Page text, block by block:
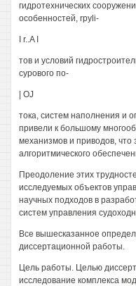
гидротехнических
особенностей, rpyli-
I r..A I
тов и условий
сурового по-
| OJ
тока, систем наполнения и
привели к большому
механизмов и приводов,
алгоритмического
Преодоление этих
исследуемых объектов
научных подходов в
систем управления
Все вышесказанное
диссертационной работы.
Цель работы. Целью
исследование комплекса